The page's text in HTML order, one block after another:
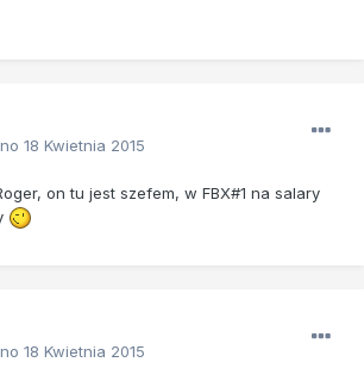
18 Kwietnia 2015
on tu jest szefem, w FBX#1 na salary
18 Kwietnia 2015